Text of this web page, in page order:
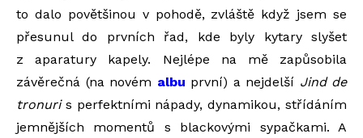
to dalo povětšinou v pohodě, zvláště když jsem se
přesunul do prvních řad, kde byly kytary slyšet
z aparatury kapely. Nejlépe na mě zapůsobila
závěrečná (na novém albu první) a nejdelší Jind de
tronuris perfektními nápady, dynamikou, střídáním
jemnějších momentů s blackovými sypačkami. A